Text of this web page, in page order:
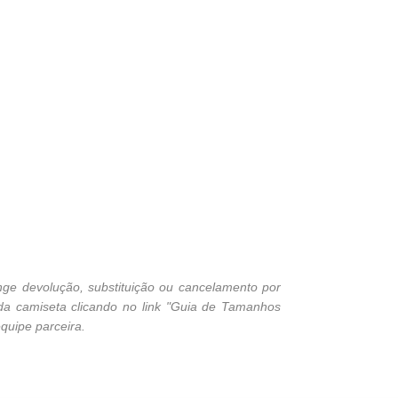
devolução, substituição ou cancelamento por
camiseta clicando no link "Guia de Tamanhos
parceira.